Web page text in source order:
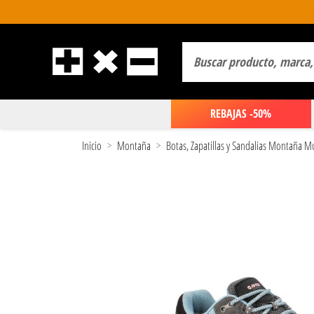
REBAJAS -50%
Inicio Montaña Botas, Zapatillas y Sandalias Montaña